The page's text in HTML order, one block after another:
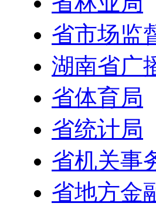
省市场监
湖南省广
省体育局
省统计局
省机关事
省地方金